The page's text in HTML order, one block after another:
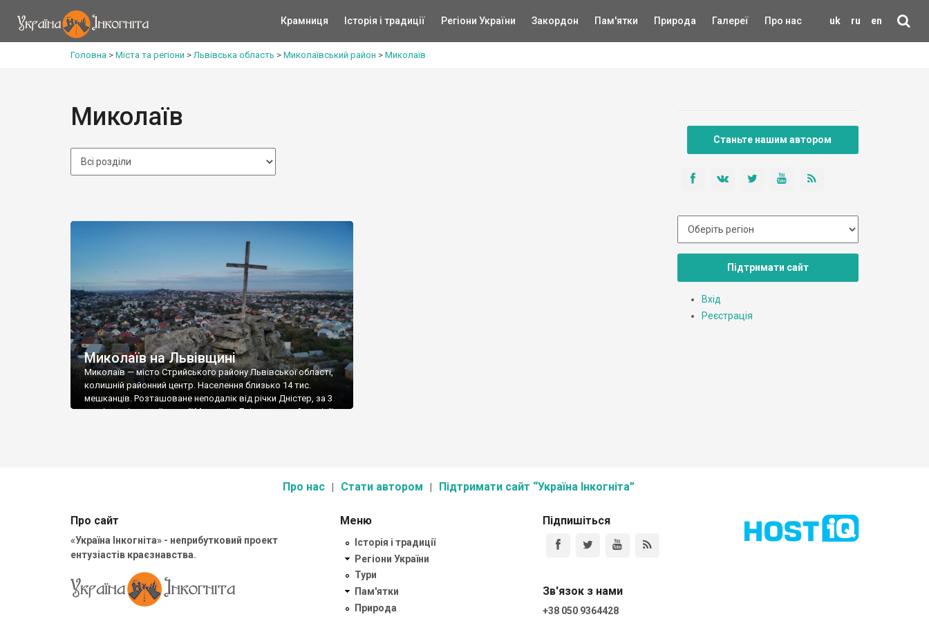
uk ru en
Крамниця Історія і традиції Регіони України Закордон Пам'ятки Природа Галереї Про нас
Головна > Міста та регіони >Львівська область > Миколаївський район > Миколаїв
Миколаїв
Миколаїв на Львівщині
Миколаїв — місто Стрийського району Львівської області,
колишній районний центр. Населення близько 14 тис.
мешканців. Розташоване неподалік від річки Дністер, за 3
км від залізничної станції Миколаїв-Дністровський на лінії
Станьте нашим автором
Підтримати сайт
Вхід
Реєстрація
Про нас Стати автором Підтримати сайт “Україна Інкогніта”
Про сайт
«Україна Інкогніта» - неприбутковий проект
ентузіастів краєзнавства.
Меню
Історія і традиції
Регіони України
Тури
Пам'ятки
Природа
Підпишіться
Зв'язок з нами
+38 050 9364428